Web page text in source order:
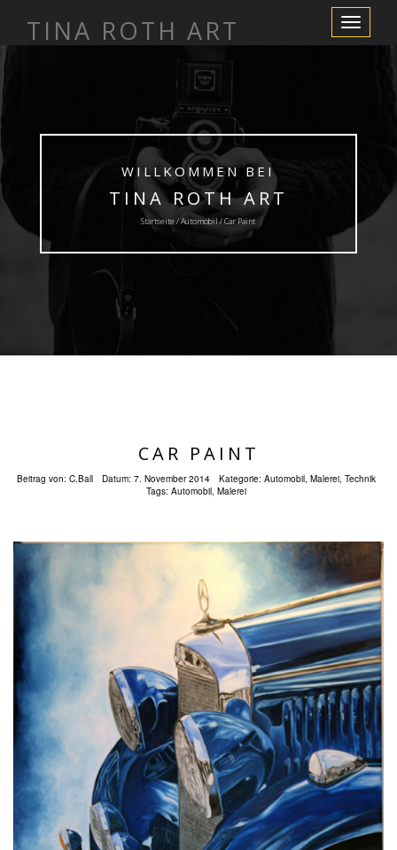
Schalte
Navigation
TINA ROTH ART
WILLKOMMEN BEI
TINA ROTH ART
Startseite /Automobil/ Car Paint
CAR PAINT
Beitrag von: C.Ball Datum: 7. November 2014 Kategorie: Automobil, Malerei, Technik
Tags: Automobil, Malerei